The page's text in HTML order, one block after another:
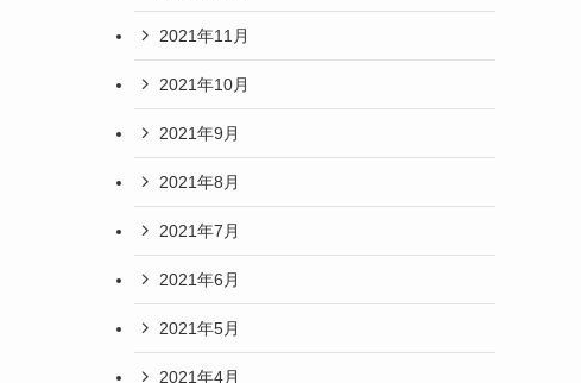
2021年11月
2021年10月
2021年9月
2021年8月
2021年7月
2021年6月
2021年5月
2021年4月